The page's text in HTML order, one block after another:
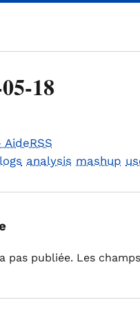
18
analysis mashup
pas publiée. Les